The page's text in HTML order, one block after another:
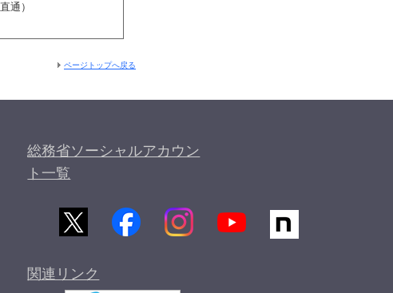
通）
ページトップへ戻る
総務省ソーシャルアカウン
ト一覧
関連リンク